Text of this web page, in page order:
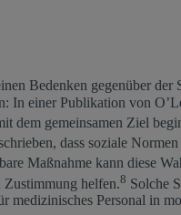
Bedenken gegenüber
In einer Publikation von
dem gemeinsamen Ziel
dass soziale
Maßnahme kann diese
helfen.8 Solche
medizinisches Personal in